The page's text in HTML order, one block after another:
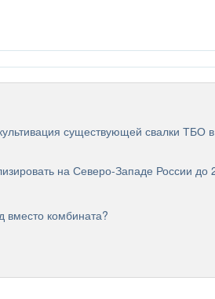
существующей свалки
на Северо-Западе России до
комбината?